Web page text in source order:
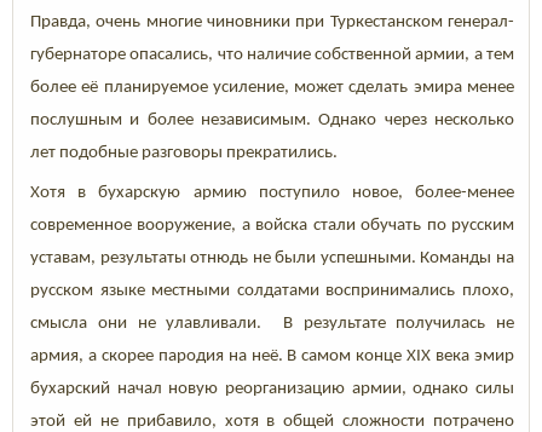
Правда, очень многие чиновники при Туркестанском генерал-
губернаторе опасались, что наличие собственной армии, а тем
более её планируемое усиление, может сделать эмира менее
послушным и более независимым. Однако через несколько
лет подобные разговоры прекратились.
Хотя в бухарскую армию поступило новое, более-менее
современное вооружение, а войска стали обучать по русским
уставам, результаты отнюдь не были успешными. Команды на
русском языке местными солдатами воспринимались плохо,
смысла они не улавливали. В результате получилась не
армия, а скорее пародия на неё. В самом конце XIX века эмир
бухарский начал новую реорганизацию армии, однако силы
этой ей не прибавило, хотя в общей сложности потрачено